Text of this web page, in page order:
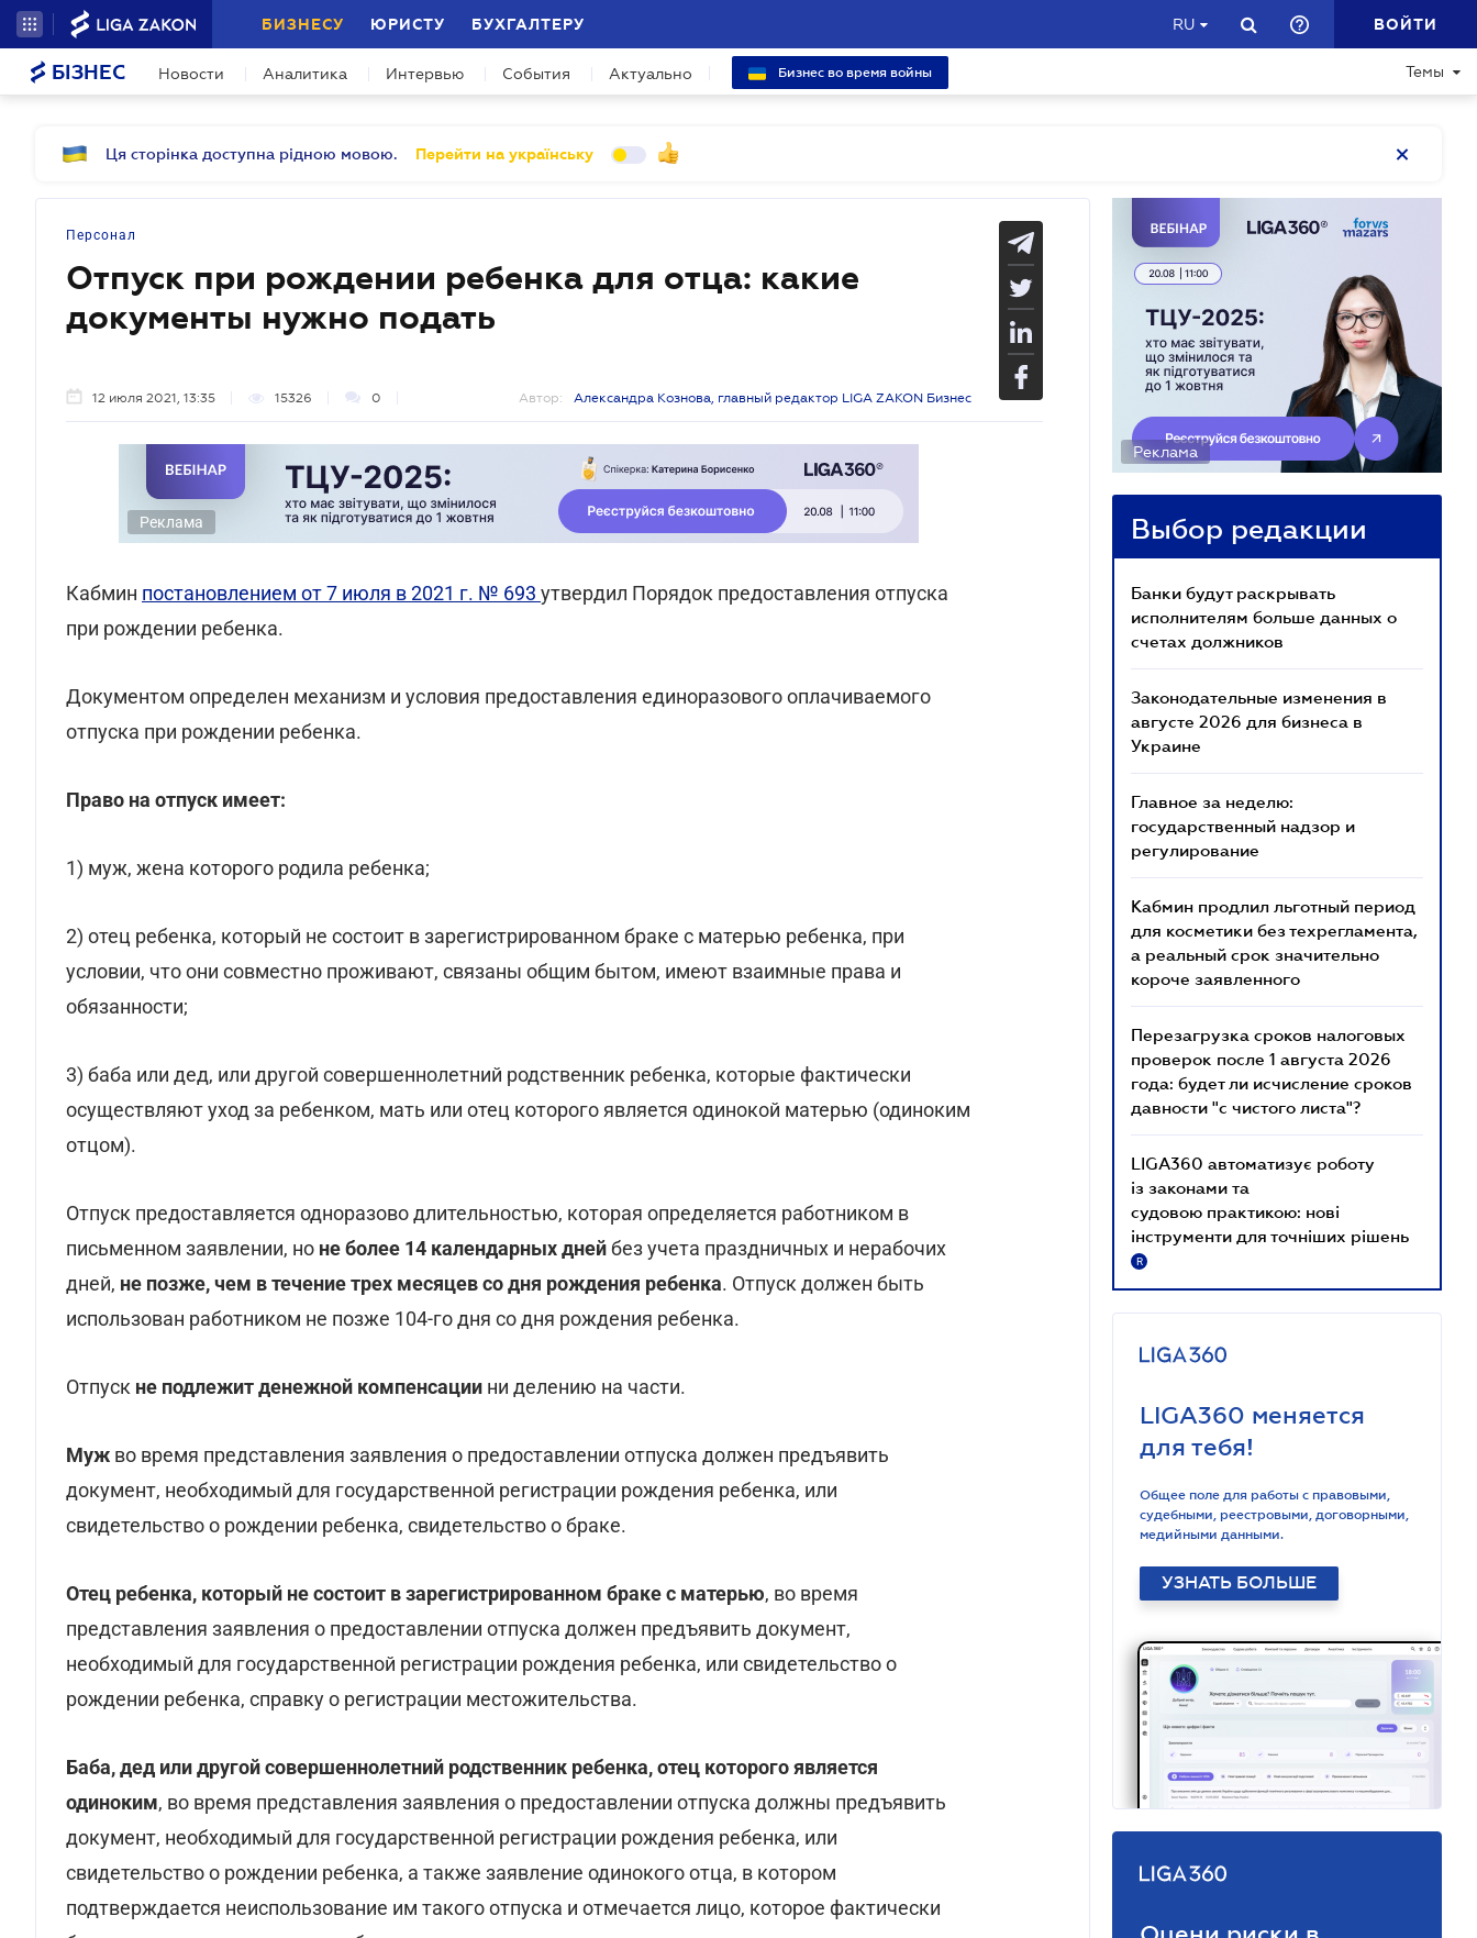
БИЗНЕСУ ЮРИСТУ БУХГАЛТЕРУ RU ВОЙТИ
БІЗНЕС Новости Аналитика Интервью События Актуально Бизнес во время войны Темы
Ця сторінка доступна рідною мовою. Перейти на українську
Персонал
Отпуск при рождении ребенка для отца: какие
документы нужно подать
12 июля 2021, 13:35 15326 0 Автор: Александра Кознова, главный редактор LIGA ZAKON Бизнес
Реклама
Кабмин постановлением от 7 июля в 2021 г. № 693 утвердил Порядок предоставления отпуска
при рождении ребенка.
Документом определен механизм и условия предоставления единоразового оплачиваемого
отпуска при рождении ребенка.
Право на отпуск имеет:
1) муж, жена которого родила ребенка;
2) отец ребенка, который не состоит в зарегистрированном браке с матерью ребенка, при
условии, что они совместно проживают, связаны общим бытом, имеют взаимные права и
обязанности;
3) баба или дед, или другой совершеннолетний родственник ребенка, которые фактически
осуществляют уход за ребенком, мать или отец которого является одинокой матерью (одиноким
отцом).
Отпуск предоставляется одноразово длительностью, которая определяется работником в
письменном заявлении, но не более 14 календарных днейбез учета праздничных и нерабочих
дней, не позже, чем в течение трех месяцев со дня рождения ребенка. Отпуск должен быть
использован работником не позже 104-го дня со дня рождения ребенка.
Отпуск не подлежит денежной компенсации ни делению на части.
Муж во время представления заявления о предоставлении отпуска должен предъявить
документ, необходимый для государственной регистрации рождения ребенка, или
свидетельство о рождении ребенка, свидетельство о браке.
Отец ребенка, который не состоит в зарегистрированном браке с матерью, во время
представления заявления о предоставлении отпуска должен предъявить документ,
необходимый для государственной регистрации рождения ребенка, или свидетельство о
рождении ребенка, справку о регистрации местожительства.
Баба, дед или другой совершеннолетний родственник ребенка, отец которого является
одиноким, во время представления заявления о предоставлении отпуска должны предъявить
документ, необходимый для государственной регистрации рождения ребенка, или
свидетельство о рождении ребенка, а также заявление одинокого отца, в котором
подтверждается неиспользование им такого отпуска и отмечается лицо, которое фактически
Реклама
Выбор редакции
Банки будут раскрывать
исполнителям больше данных о
счетах должников
Законодательные изменения в
августе 2026 для бизнеса в
Украине
Главное за неделю:
государственный надзор и
регулирование
Кабмин продлил льготный период
для косметики без техрегламента,
а реальный срок значительно
короче заявленного
Перезагрузка сроков налоговых
проверок после 1 августа 2026
года: будет ли исчисление сроков
давности "с чистого листа"?
LIGA360 автоматизує роботу
із законами та
судовою практикою: нові
інструменти для точніших рішень
R
LIGA360 меняется
для тебя!
Общее поле для работы с правовыми,
судебными, реестровыми, договорными,
медийными данными.
УЗНАТЬ БОЛЬШЕ